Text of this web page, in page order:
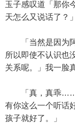
玉子感叹道「那你
天怎么又说话了？」
「当然是因为阿
所以即使不认识也
关系呢。」我一脸
「真，真乖……
有你这么一个听话
孩子就好了。」